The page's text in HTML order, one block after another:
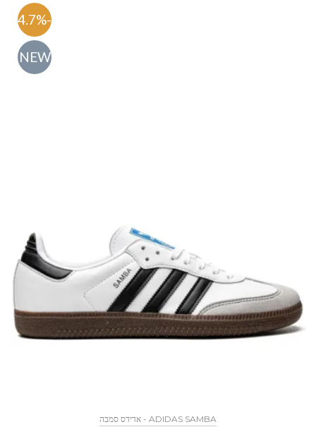
-54.7%
NEW
ADIDAS SAMBA - אדידס סמבה